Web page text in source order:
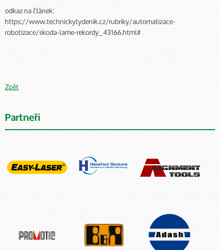
odkaz na článek:
https://www.technickytydenik.cz/rubriky/automatizace-
robotizace/skoda-lame-rekordy_43166.html#
Zpět
Partneři